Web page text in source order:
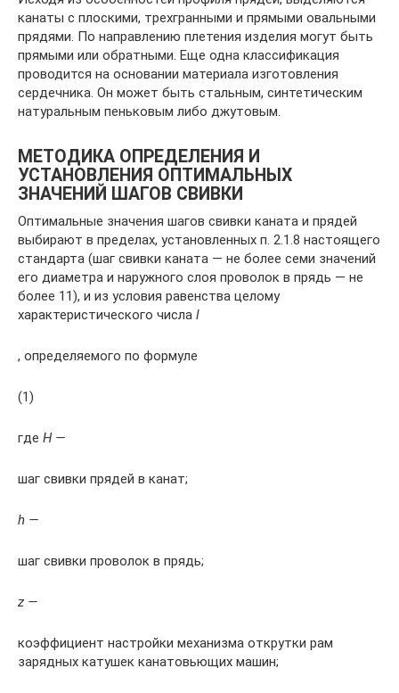
канаты с плоскими, трехгранными и прямыми овальными
прядями. По направлению плетения изделия могут быть
прямыми или обратными. Еще одна классификация
проводится на основании материала изготовления
сердечника. Он может быть стальным, синтетическим
натуральным пеньковым либо джутовым.
МЕТОДИКА ОПРЕДЕЛЕНИЯ И
УСТАНОВЛЕНИЯ ОПТИМАЛЬНЫХ
ЗНАЧЕНИЙ ШАГОВ СВИВКИ
Оптимальные значения шагов свивки каната и прядей
выбирают в пределах, установленных п. 2.1.8 настоящего
стандарта (шаг свивки каната — не более семи значений
его диаметра и наружного слоя проволок в прядь — не
более 11), и из условия равенства целому
характеристического числа l
, определяемого по формуле
(1)
где Н —
шаг свивки прядей в канат;
h —
шаг свивки проволок в прядь;
z —
коэффициент настройки механизма открутки рам
зарядных катушек канатовьющих машин;